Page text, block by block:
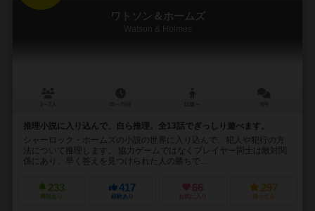
ワトソン＆ホームズ
Watson & Holmes
推理小説に入り込んで、自ら推理。全13話でぎっしり遊べます。
シャーロック・ホームズの小説の世界に入り込んで、犯人や犯行の方
法について推理します。 協力ゲームではなくプレイヤー同士は敵対関
係にあり、早く答えを見つけられた人の勝ちで...
233
興味あり
417
経験あり
66
お気に入り
297
持ってる